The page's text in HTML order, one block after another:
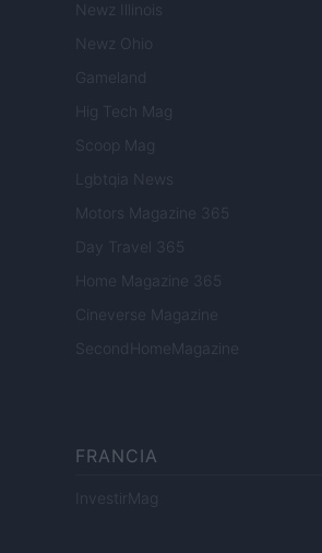
Newz Illinois
Newz Ohio
Gameland
Hig Tech Mag
Scoop Mag
Lgbtqia News
Motors Magazine 365
Day Travel 365
Home Magazine 365
Cineverse Magazine
SecondHomeMagazine
FRANCIA
InvestirMag